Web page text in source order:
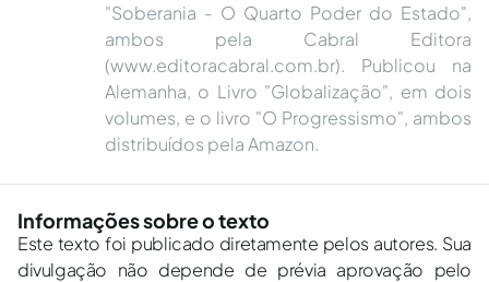
"Soberania - O Quarto Poder do Estado",
ambos pela Cabral Editora
(www.editoracabral.com.br). Publicou na
Alemanha, o Livro "Globalização", em dois
volumes, e o livro "O Progressismo", ambos
distribuídos pela Amazon.
Informações sobre o texto
Este texto foi publicado diretamente pelos autores. Sua
divulgação não depende de prévia aprovação pelo